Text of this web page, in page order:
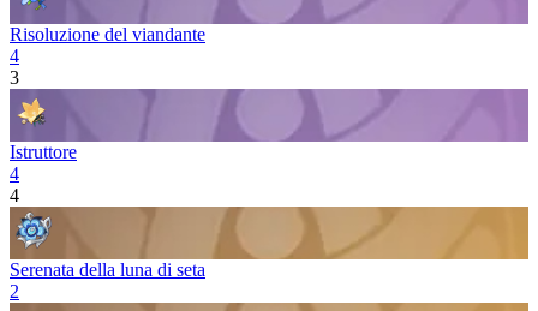
Risoluzione del viandante
4
3
Istruttore
4
4
Serenata della luna di seta
2